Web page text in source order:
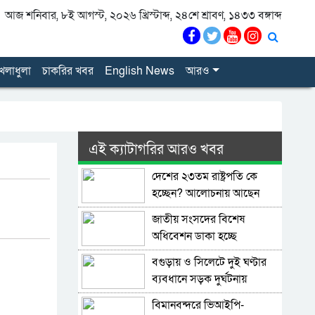
আজ শনিবার, ৮ই আগস্ট, ২০২৬ খ্রিস্টাব্দ, ২৪শে শ্রাবণ, ১৪৩৩ বঙ্গাব্দ
চাকরির খবর English News আরও
এই ক্যাটাগরির আরও খবর
দেশের ২৩তম রাষ্ট্রপতি কে
হচ্ছেন? আলোচনায় আছেন
কারা?
জাতীয় সংসদের বিশেষ
অধিবেশন ডাকা হচ্ছে
বগুড়ায় ও সিলেটে দুই ঘণ্টার
ব্যবধানে সড়ক দুর্ঘটনায়
শিশুসহ প্রাণ গেল ১৫ জনের
বিমানবন্দরে ভিআইপি-